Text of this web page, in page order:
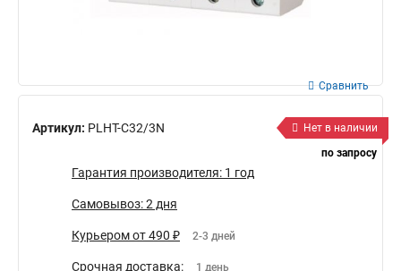
Артикул: PLHT-C32/3N
Сравнить
Нет в наличии
по запросу
Гарантия производителя: 1 год
Самовывоз: 2 дня
Курьером от 490 ₽ 2-3 дней
Срочная доставка: 1 день